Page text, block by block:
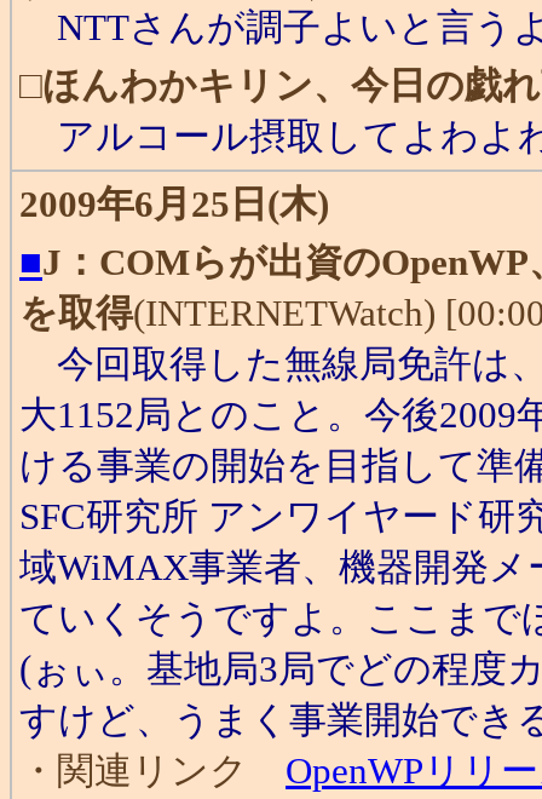
NTTさんが調子よいと言う
□ほんわかキリン、今日の戯
アルコール摂取してよわよ
2009年6月25日(木)
■J：COMらが出資の
を取得(INTERNETWatch)
今回取得した無線局免許は
大1152局とのこと。今後
ける事業の開始を目指して準
SFC研究所 アンワイヤード
域WiMAX事業者、機器開発
ていくそうですよ。ここま
(ぉぃ。基地局3局でどの程度
すけど、うまく事業開始で
・関連リンク OpenWPリリ